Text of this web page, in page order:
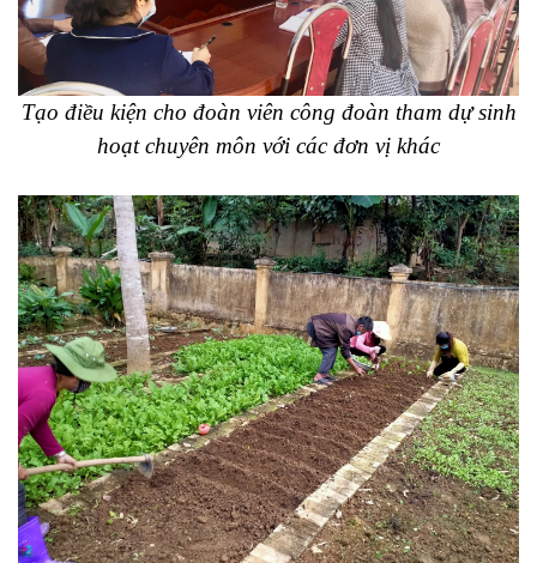
Tạo điều kiện cho đoàn viên công đoàn tham dự sinh
hoạt chuyên môn với các đơn vị khác